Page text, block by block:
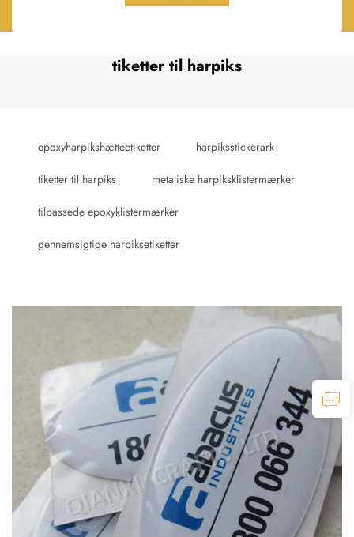
tiketter til harpiks
epoxyharpikshætteetiketter harpiksstickerark
tiketter til harpiks metaliske harpiksklistermærker
tilpassede epoxyklistermærker
gennemsigtige harpiksetiketter